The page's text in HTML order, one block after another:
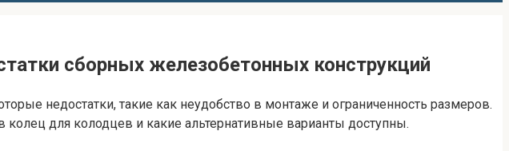
сборных железобетонных конструкций
недостатки, такие как неудобство в монтаже и ограниченность размеров.
колец для колодцев и какие альтернативные варианты доступны.